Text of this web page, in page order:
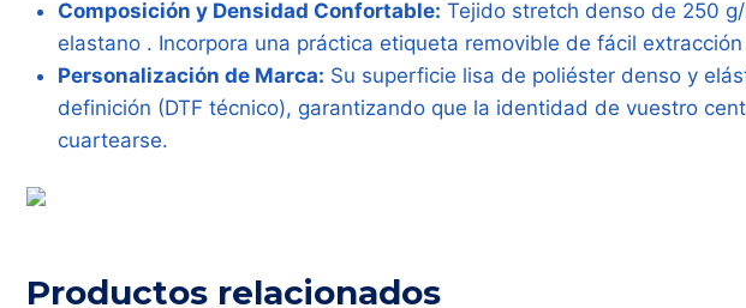
Composición y Densidad Confortable: Tejido stretch denso de 250
elastano . Incorpora una práctica etiqueta removible de fácil extracción
Personalización de Marca: Su superficie lisa de poliéster denso y
definición (DTF técnico), garantizando que la identidad de vuestro
cuartearse.
Productos relacionados